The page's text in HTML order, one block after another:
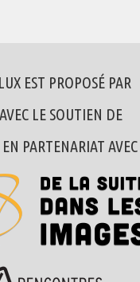
EST PROPOSÉ PAR
AVEC LE SOUTIEN DE
EN PARTENARIAT AVEC